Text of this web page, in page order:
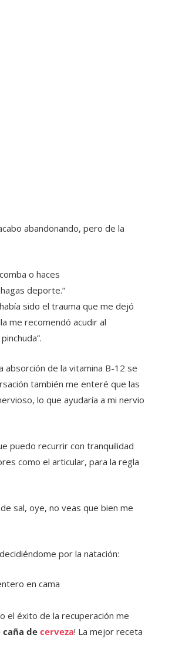
abandonando, pero de la
o haces
deporte.”
sido el trauma que me dejó
me recomendó acudir al
absorción de la vitamina B-12 se
también me enteré que las
lo que ayudaría a mi nervio
puedo recurrir con tranquilidad
como el articular, para la regla
sal, oye, no veas que bien me
por la natación:
en cama
el éxito de la recuperación me
de cerveza! La mejor receta